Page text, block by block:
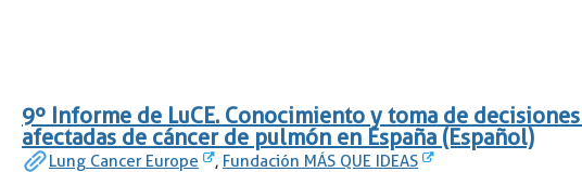
9º Informe de LuCE. Conocimiento y toma de
afectadas de cáncer de pulmón en España (Español)
Lung Cancer Europe , Fundación MÁS QUE IDEAS